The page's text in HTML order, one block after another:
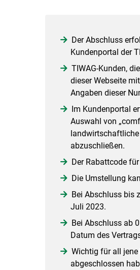
Der Abschluss
Kundenportal der
TIWAG-Kunden,
dieser Webseite
Angaben dieser
Im Kundenportal
Auswahl von
landwirtschaftliche
abzuschließen.
Der Rabattcode
Die Umstellung
Bei Abschluss bis
Juli 2023.
Bei Abschluss ab
Datum des
Wichtig für all jene
abgeschlossen